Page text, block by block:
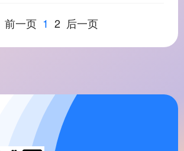
前一页 1 2 后一页